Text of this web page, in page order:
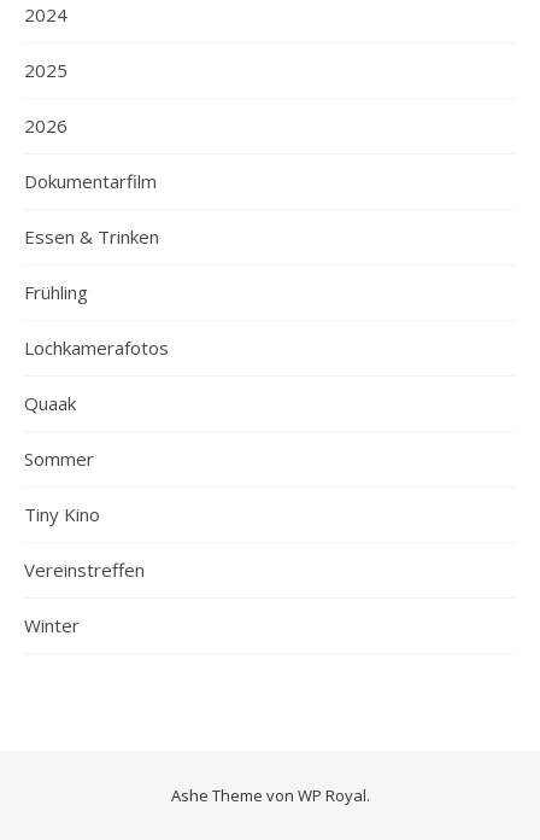
2024
2025
2026
Dokumentarfilm
Essen & Trinken
Frühling
Lochkamerafotos
Quaak
Sommer
Tiny Kino
Vereinstreffen
Winter
Ashe Theme von WP Royal.